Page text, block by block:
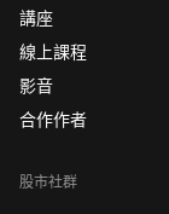
講座
線上課程
影音
合作作者
股市社群